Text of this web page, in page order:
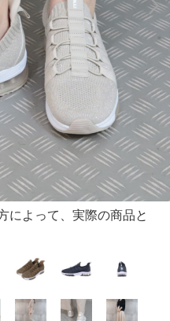
よって、実際の商品と